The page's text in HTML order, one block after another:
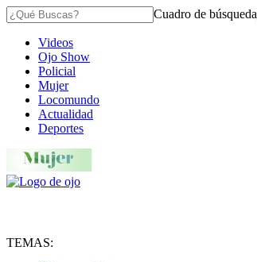
Cuadro de búsqueda
Videos
Ojo Show
Policial
Mujer
Locomundo
Actualidad
Deportes
TEMAS: